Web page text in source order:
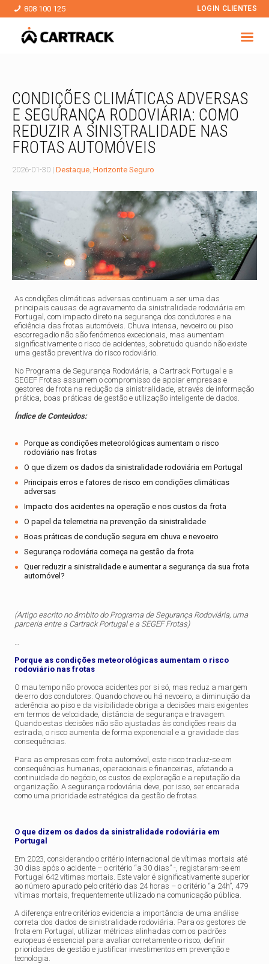
808 100 125 LOGIN CLIENTES
CONDIÇÕES CLIMÁTICAS ADVERSAS
E SEGURANÇA RODOVIÁRIA: COMO
REDUZIR A SINISTRALIDADE NAS
FROTAS AUTOMÓVEIS
2026-01-30 | Destaque, Horizonte Seguro
As condições climáticas adversas continuam a ser uma das
principais causas de agravamento da sinistralidade rodoviária em
Portugal, com impacto direto na segurança dos condutores e na
eficiência das frotas automóveis. Chuva intensa, nevoeiro ou piso
escorregadio não são fenómenos excecionais, mas aumentam
significativamente o risco de acidentes, sobretudo quando não existe
uma gestão preventiva do risco rodoviário.
No Programa de Segurança Rodoviária, a Cartrack Portugal e a
SEGEF Frotas assumem o compromisso de apoiar empresas e
gestores de frota na redução da sinistralidade, através de informação
prática, boas práticas de gestão e utilização inteligente de dados.
Índice de Conteúdos:
Porque as condições meteorológicas aumentam o risco
rodoviário nas frotas
O que dizem os dados da sinistralidade rodoviária em Portugal
Principais erros e fatores de risco em condições climáticas
adversas
Impacto dos acidentes na operação e nos custos da frota
O papel da telemetria na prevenção da sinistralidade
Boas práticas de condução segura em chuva e nevoeiro
Segurança rodoviária começa na gestão da frota
Quer reduzir a sinistralidade e aumentar a segurança da sua frota
automóvel?
(Artigo escrito no âmbito do Programa de Segurança Rodoviária, uma
parceria entre a Cartrack Portugal e a SEGEF Frotas)
…
Porque as condições meteorológicas aumentam o risco
rodoviário nas frotas
O mau tempo não provoca acidentes por si só, mas reduz a margem
de erro dos condutores. Quando chove ou há nevoeiro, a diminuição da
aderência ao piso e da visibilidade obriga a decisões mais exigentes
em termos de velocidade, distância de segurança e travagem.
Quando estas decisões não são ajustadas às condições reais da
estrada, o risco aumenta de forma exponencial e a gravidade das
consequências.
Para as empresas com frota automóvel, este risco traduz-se em
consequências humanas, operacionais e financeiras, afetando a
continuidade do negócio, os custos de exploração e a reputação da
organização. A segurança rodoviária deve, por isso, ser encarada
como uma prioridade estratégica da gestão de frotas.
O que dizem os dados da sinistralidade rodoviária em
Portugal
Em 2023, considerando o critério internacional de vítimas mortais até
30 dias após o acidente – o critério “a 30 dias” -, registaram-se em
Portugal 642 vítimas mortais. Este valor é significativamente superior
ao número apurado pelo critério das 24 horas – o critério “a 24h”, 479
vítimas mortais, frequentemente utilizado na comunicação pública.
A diferença entre critérios evidencia a importância de uma análise
correta dos dados de sinistralidade rodoviária. Para os gestores de
frota em Portugal, utilizar métricas alinhadas com os padrões
europeus é essencial para avaliar corretamente o risco, definir
prioridades de gestão e justificar investimentos em prevenção e
tecnologia.